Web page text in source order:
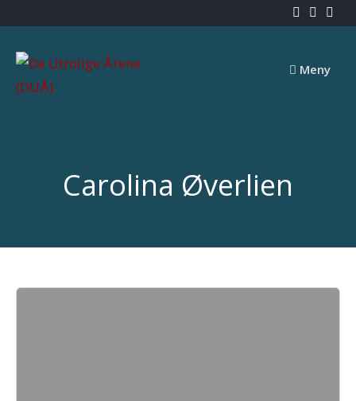
content
Meny
Carolina Øverlien